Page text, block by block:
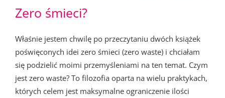
Zero śmieci?
Właśnie jestem chwilę po przeczytaniu dwóch książek
poświęconych idei zero śmieci (zero waste) i chciałam
się podzielić moimi przemyśleniami na ten temat. Czym
jest zero waste? To filozofia oparta na wielu praktykach,
których celem jest maksymalne ograniczenie ilości